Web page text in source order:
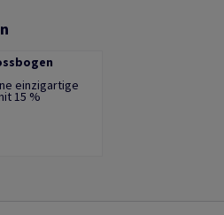
einzigartige
15 %